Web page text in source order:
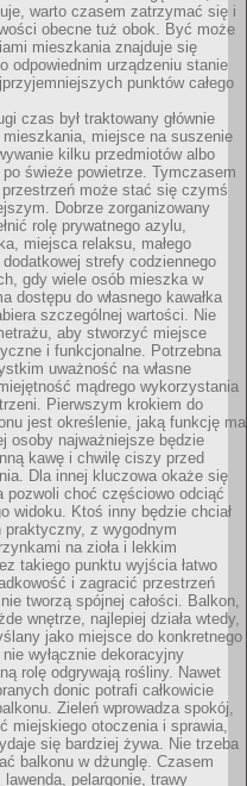
warto czasem zatrzymać się i
obecne tuż obok. Być może
mieszkania znajduje się
odpowiednim urządzeniu stanie
punktów całego
czas był traktowany głównie
mieszkania, miejsce na suszenie
kilku przedmiotów albo
świeże powietrze. Tymczasem
przestrzeń może stać się czymś
Dobrze zorganizowany
rolę prywatnego azylu,
miejsca relaksu, małego
strefy codziennego
gdy wiele osób mieszka w
dostępu do własnego kawałka
szczególnej wartości. Nie
aby stworzyć miejsce
i funkcjonalne. Potrzebna
uważność na własne
mądrego wykorzystania
Pierwszym krokiem do
jest określenie, jaką funkcję ma
osoby najważniejsze będzie
kawę i chwilę ciszy przed
Dla innej kluczowa okaże się
pozwoli choć częściowo odciąć
widoku. Ktoś inny będzie chciał
z wygodnym
na zioła i lekkim
takiego punktu wyjścia łatwo
i zagracić przestrzeń
tworzą spójnej całości. Balkon,
wnętrze, najlepiej działa wtedy,
jako miejsce do konkretnego
wyłącznie dekoracyjny
rolę odgrywają rośliny. Nawet
donic potrafi całkowicie
Zieleń wprowadza spokój,
miejskiego otoczenia i sprawia,
się bardziej żywa. Nie trzeba
balkonu w dżunglę. Czasem
lawenda, pelargonie, trawy